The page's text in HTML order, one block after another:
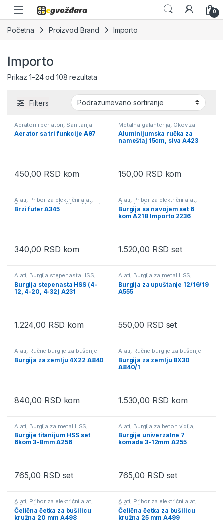
Skip to navigation
Skip to content
0
Početna Proizvod Brand Importo
Importo
Prikaz 1–24 od 108 rezultata
Filters
Aeratori i perlatori Sanitarija i
oprema za kupatilo
Aerator sa tri funkcije A97
450,00 RSD kom
Metalna galanterija Okov za
nameštaj, Ručke za nameštaj
Aluminijumska ručka za
nameštaj 15cm, siva A423
150,00 RSD kom
Alati, Pribor za električni alat,
Stezna glava za bušilicu ( futer )
Brzi futer A345
340,00 RSD kom
Alati, Pribor za električni alat,
Ureznice i nareznice
Burgija sa navojem set 6
kom A218 Importo 2236
1.520,00 RSD set
Alati, Burgija stepenasta HSS,
Pribor za električni alat
Burgija stepenasta HSS (4-
12, 4-20, 4-32) A231
1.224,00 RSD kom
Alati, Burgija za metal HSS,
Pribor za električni alat
Burgija za upuštanje 12/16/19
A555
550,00 RSD set
Alati, Ručne burgije za bušenje
rupa u zemlji Ručni alati
Burgija za zemlju 4X22 A840
840,00 RSD kom
Alati, Ručne burgije za bušenje
rupa u zemlji Ručni alati
Burgija za zemlju 8X30
A840/1
1.530,00 RSD kom
Alati Burgija za metal HSS
Burgija za metal HSS setovi
Pribor za električni alat,Ručni
alati
Burgije titanijum HSS set
6kom 3-8mm A256
765,00 RSD set
Alati Burgija za beton vidija
Burgija za drvo Burgija za metal
HSS,Burgija za metal HSS
setovi,Ručni alati
Burgije univerzalne 7
komada 3-12mm A255
765,00 RSD set
Alati, Pribor za električni alat,
Žičane četke za brusilicu i
bušilicu
Čelična četka za bušilicu
kružna 20 mm A498
Alati, Pribor za električni alat,
Žičane četke za brusilicu i
bušilicu
Čelična četka za bušilicu
kružna 25 mm A499